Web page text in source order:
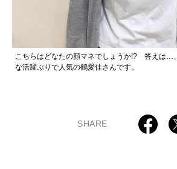
こちらはどなたの顔マネでしょうか!? 答えは…
な活躍ぶりで人気の鶴愛佳さんです。
SHARE